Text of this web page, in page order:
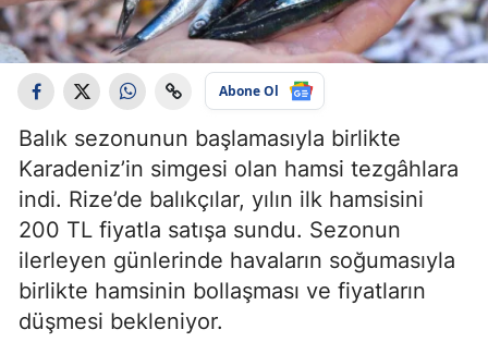
Abone Ol
Balık sezonunun başlamasıyla birlikte
Karadeniz’in simgesi olan hamsi tezgâhlara
indi. Rize’de balıkçılar, yılın ilk hamsisini
200 TL fiyatla satışa sundu. Sezonun
ilerleyen günlerinde havaların soğumasıyla
birlikte hamsinin bollaşması ve fiyatların
düşmesi bekleniyor.